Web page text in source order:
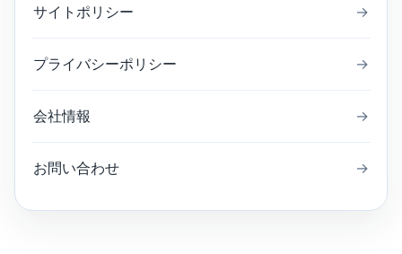
サイトポリシー →
プライバシーポリシー →
会社情報 →
お問い合わせ →